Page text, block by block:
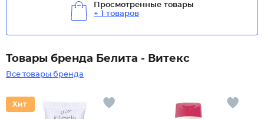
Просмотренные товары
+ 1 товаров
Товары бренда Белита - Витекс
Все товары бренда